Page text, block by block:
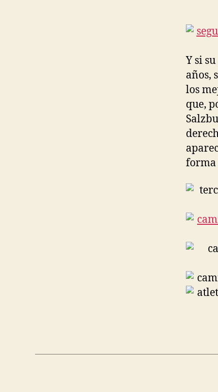
Y si
años,
los
que,
forma